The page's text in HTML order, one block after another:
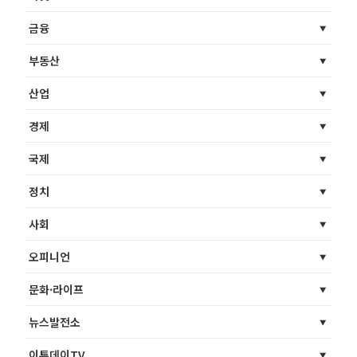
금융
부동산
산업
경제
국제
정치
사회
오피니언
문화·라이프
뉴스발전소